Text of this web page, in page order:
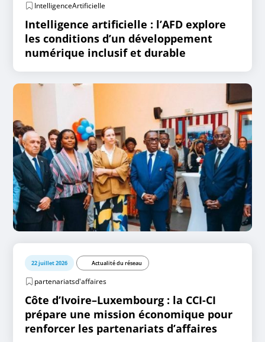
IntelligenceArtificielle
Intelligence artificielle : l’AFD explore
les conditions d’un développement
numérique inclusif et durable
22 juillet 2026 Actualité du réseau
partenariatsd'affaires
Côte d’Ivoire–Luxembourg : la CCI-CI
prépare une mission économique pour
renforcer les partenariats d’affaires